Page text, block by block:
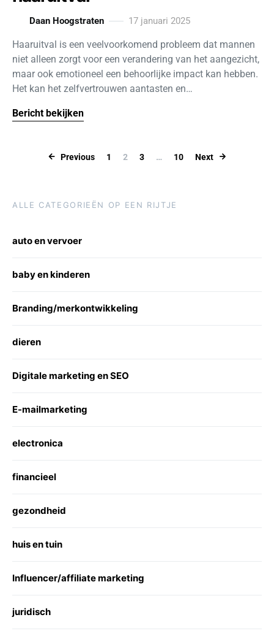
Daan Hoogstraten 17 januari 2025
Haaruitval is een veelvoorkomend probleem dat mannen
niet alleen zorgt voor een verandering van het aangezicht,
maar ook emotioneel een behoorlijke impact kan hebben.
Het kan het zelfvertrouwen aantasten en…
Bericht bekijken
Berichten
Previous 1 2 3 … 10 Next
ALLE CATEGORIEËN OP EEN RIJTJE
auto en vervoer
baby en kinderen
Branding/merkontwikkeling
dieren
Digitale marketing en SEO
E-mailmarketing
electronica
financieel
gezondheid
huis en tuin
Influencer/affiliate marketing
juridisch